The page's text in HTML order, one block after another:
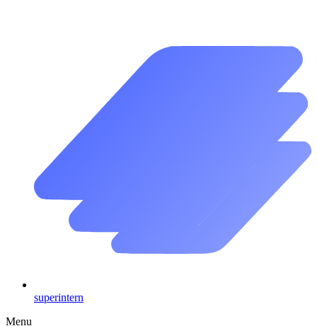
superintern
Menu